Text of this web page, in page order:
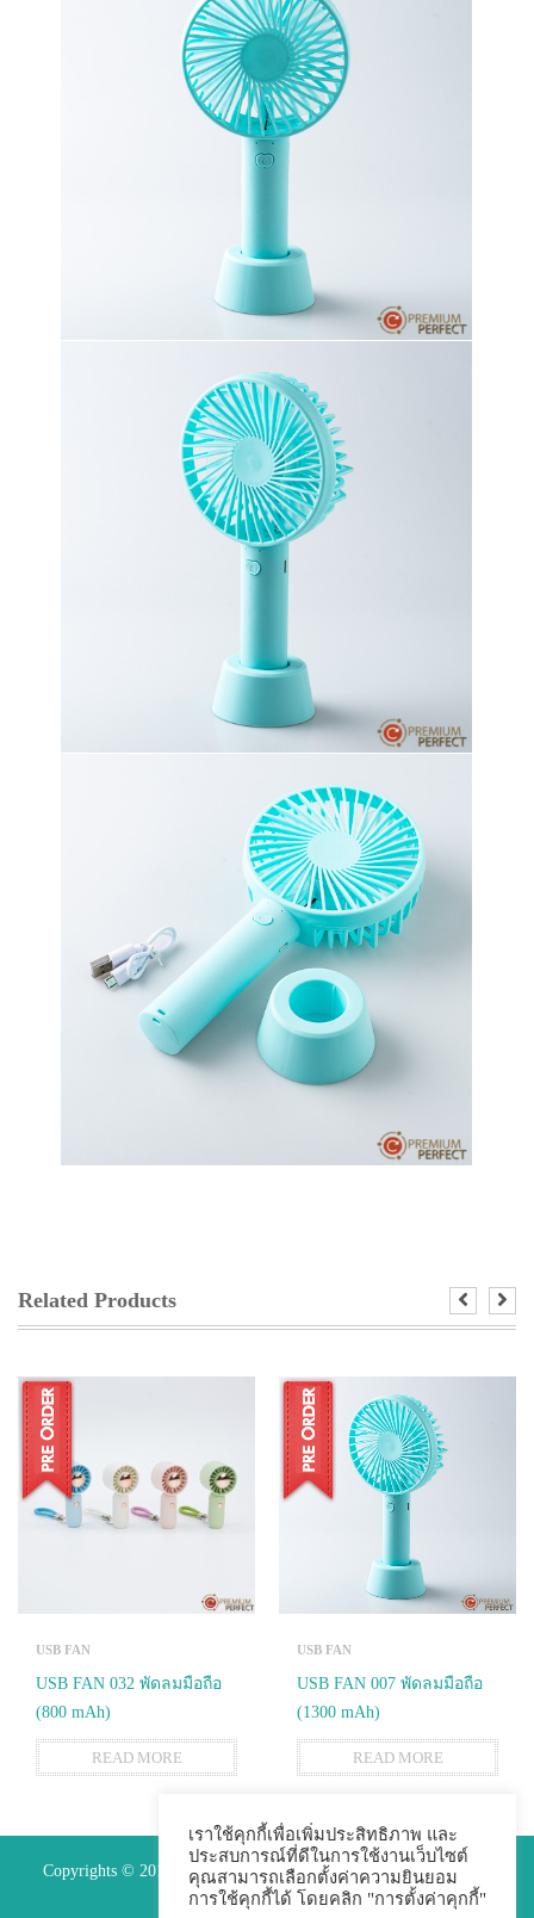
Related Products
USB FAN
USB FAN 032 พัดลมมือถือ
(800 mAh)
READ MORE
USB FAN
USB FAN 007 พัดลมมือถือ
(1300 mAh)
READ MORE
Copyrights © 2015 Premium Perfect Co.,ltd. All Rights Reserved.
เราใช้คุกกี้เพื่อเพิ่มประสิทธิภาพ และ
ประสบการณ์ที่ดีในการใช้งานเว็บไซต์
คุณสามารถเลือกตั้งค่าความยินยอม
การใช้คุกกี้ได้ โดยคลิก "การตั้งค่าคุกกี้"